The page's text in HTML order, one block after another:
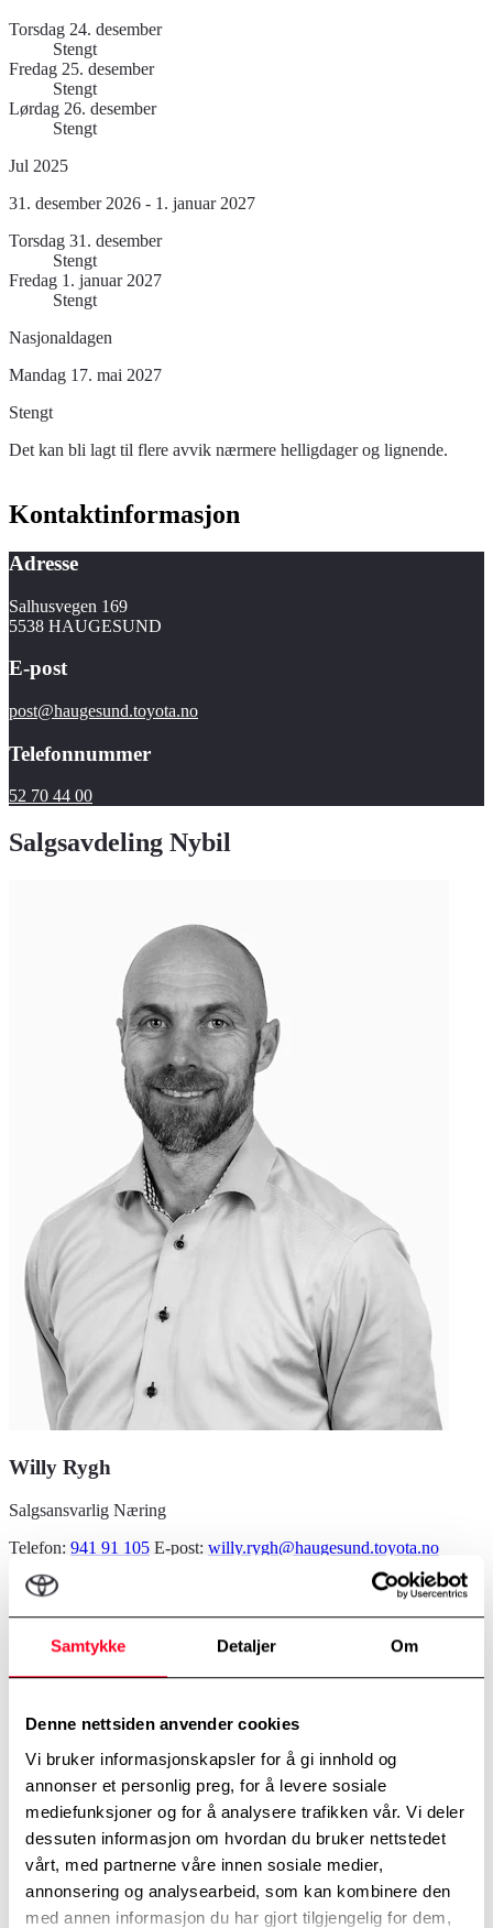
Samtykke Detaljer Om
Denne nettsiden anvender cookies
Vi bruker informasjonskapsler for å gi innhold og
annonser et personlig preg, for å levere sosiale
mediefunksjoner og for å analysere trafikken vår. Vi deler
dessuten informasjon om hvordan du bruker nettstedet
vårt, med partnerne våre innen sosiale medier,
annonsering og analysearbeid, som kan kombinere den
med annen informasjon du har gjort tilgjengelig for dem,
Torsdag 24. desember
Stengt
Fredag 25. desember
Stengt
Lørdag 26. desember
Stengt
Jul 2025
31. desember 2026 - 1. januar 2027
Torsdag 31. desember
Stengt
Fredag 1. januar 2027
Stengt
Nasjonaldagen
Mandag 17. mai 2027
Stengt
Det kan bli lagt til flere avvik nærmere helligdager og lignende.
Kontaktinformasjon
Adresse
Salhusvegen 169
5538 HAUGESUND
E-post
post@haugesund.toyota.no
Telefonnummer
52 70 44 00
Salgsavdeling Nybil
Willy Rygh
Salgsansvarlig Næring
Telefon: 941 91 105 E-post: willy.rygh@haugesund.toyota.no